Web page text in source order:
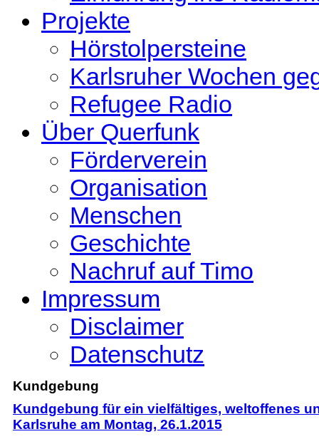
Projekte
Hörstolpersteine
Karlsruher Wochen
Refugee Radio
Über Querfunk
Förderverein
Organisation
Menschen
Geschichte
Nachruf auf Timo
Impressum
Disclaimer
Datenschutz
Kundgebung
Kundgebung für ein vielfältiges, weltoffenes
Karlsruhe am Montag, 26.1.2015